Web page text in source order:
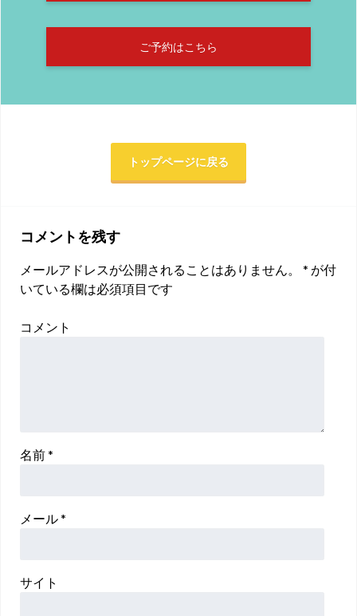
ご予約はこちら
トップページに戻る
コメントを残す
メールアドレスが公開されることはありません。 * が付
いている欄は必須項目です
コメント
名前*
メール*
サイト